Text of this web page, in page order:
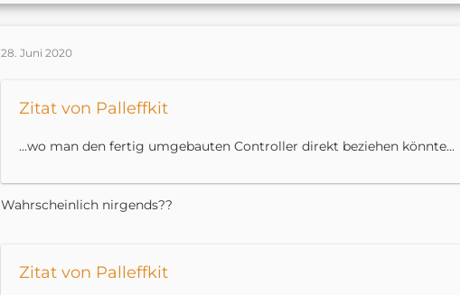
28. Juni 2020
Zitat von Palleffkit
...wo man den fertig umgebauten Controller direkt beziehen könnte...
Wahrscheinlich nirgends??
Zitat von Palleffkit